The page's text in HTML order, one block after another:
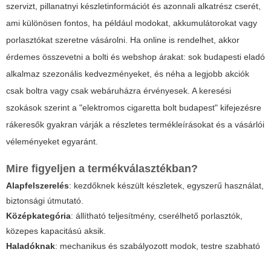
szervizt, pillanatnyi készletinformációt és azonnali alkatrész cserét,
ami különösen fontos, ha például modokat, akkumulátorokat vagy
porlasztókat szeretne vásárolni. Ha online is rendelhet, akkor
érdemes összevetni a bolti és webshop árakat: sok budapesti eladó
alkalmaz szezonális kedvezményeket, és néha a legjobb akciók
csak boltra vagy csak webáruházra érvényesek. A keresési
szokások szerint a "elektromos cigaretta bolt budapest" kifejezésre
rákeresők gyakran várják a részletes termékleírásokat és a vásárlói
véleményeket egyaránt.
Mire figyeljen a termékválasztékban?
Alapfelszerelés: kezdőknek készült készletek, egyszerű használat,
biztonsági útmutató.
Középkategória: állítható teljesítmény, cserélhető porlasztók,
közepes kapacitású aksik.
Haladóknak: mechanikus és szabályozott modok, testre szabható